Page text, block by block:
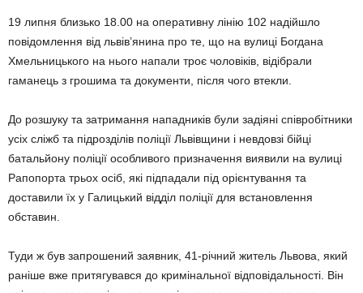
19 липня близько 18.00 на оперативну лінію 102 надійшло
повідомлення від львів’янина про те, що на вулиці Богдана
Хмельницького на нього напали троє чоловіків, відібрали
гаманець з грошима та документи, після чого втекли.
До розшуку та затримання нападників були задіяні співробітники
усіх сліжб та підрозділів поліції Львівщини і невдовзі бійці
батальйону поліції особливого призначення виявили на вулиці
Рапопорта трьох осіб, які підпадали під орієнтування та
доставили їх у Галицький відділ поліції для встановлення
обставин.
Туди ж був запрошений заявник, 41-річний житель Львова, який
раніше вже притягувався до кримінальної відповідальності. Він